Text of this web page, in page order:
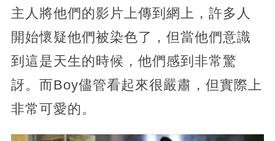
主人將他們的影片上傳到網上，許多人
開始懷疑他們被染色了，但當他們意識
到這是天生的時候，他們感到非常驚
訝。而Boy儘管看起來很嚴肅，但實際上
非常可愛的。